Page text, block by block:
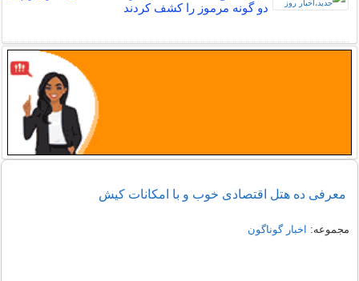
دو گونه مرموز را کشف کردند
معرفی ده هتل اقتصادی خوب و با امکانات کیش
مجموعه: اخبار گوناگون